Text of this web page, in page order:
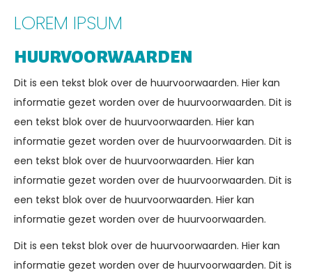
LOREM IPSUM
HUURVOORWAARDEN
Dit is een tekst blok over de huurvoorwaarden. Hier kan
informatie gezet worden over de huurvoorwaarden. Dit is
een tekst blok over de huurvoorwaarden. Hier kan
informatie gezet worden over de huurvoorwaarden. Dit is
een tekst blok over de huurvoorwaarden. Hier kan
informatie gezet worden over de huurvoorwaarden. Dit is
een tekst blok over de huurvoorwaarden. Hier kan
informatie gezet worden over de huurvoorwaarden.
Dit is een tekst blok over de huurvoorwaarden. Hier kan
informatie gezet worden over de huurvoorwaarden. Dit is